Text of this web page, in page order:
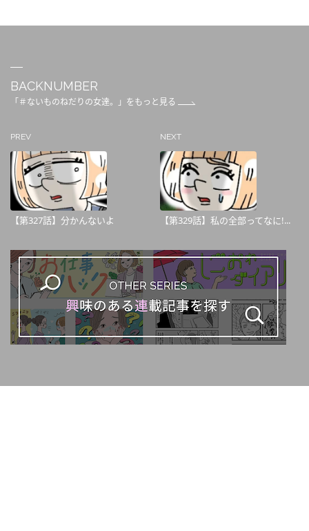
BACKNUMBER
「＃ないものねだりの女達。」をもっと見る
PREV
【第327話】分かんないよ
NEXT
【第329話】私の全部ってなに!...